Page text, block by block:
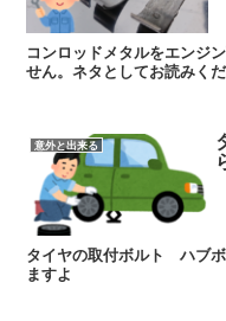
コンロッドメタルをエンジ
せん。ネタとしてお読みくだ
意外と出来る
タイヤの取付ボルト ハブ
ますよ